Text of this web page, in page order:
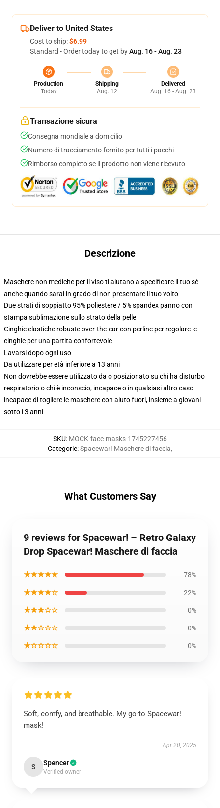
Deliver to United States
Cost to ship:$6.99
Standard - Order today to get byAug. 16 - Aug. 23
Production
Today
Shipping
Aug. 12
Delivered
Aug. 16 - Aug. 23
Transazione sicura
Consegna mondiale a domicilio
Numero di tracciamento fornito per tutti i pacchi
Rimborso completo se il prodotto non viene ricevuto
Descrizione
Maschere non mediche per il viso ti aiutano a specificare il tuo sé
anche quando sarai in grado di non presentare il tuo volto
Due strati di soppiatto 95% poliestere / 5% spandex panno con
stampa sublimazione sullo strato della pelle
Cinghie elastiche robuste over-the-ear con perline per regolare le
cinghie per una partita confortevole
Lavarsi dopo ogni uso
Da utilizzare per età inferiore a 13 anni
Non dovrebbe essere utilizzato da o posizionato su chi ha disturbo
respiratorio o chi è inconscio, incapace o in qualsiasi altro caso
incapace di togliere le maschere con aiuto fuori, insieme a giovani
sotto i 3 anni
SKU: MOCK-face-masks-1745227456
Categorie:Spacewar! Maschere di faccia,
What Customers Say
9 reviews for Spacewar! – Retro Galaxy
Drop Spacewar! Maschere di faccia
★★★★★ 78%
★★★★☆ 22%
★★★☆☆ 0%
★★☆☆☆ 0%
★☆☆☆☆ 0%
Soft, comfy, and breathable. My go-to Spacewar!
mask!
Apr 20, 2025
S Spencer
Verified owner